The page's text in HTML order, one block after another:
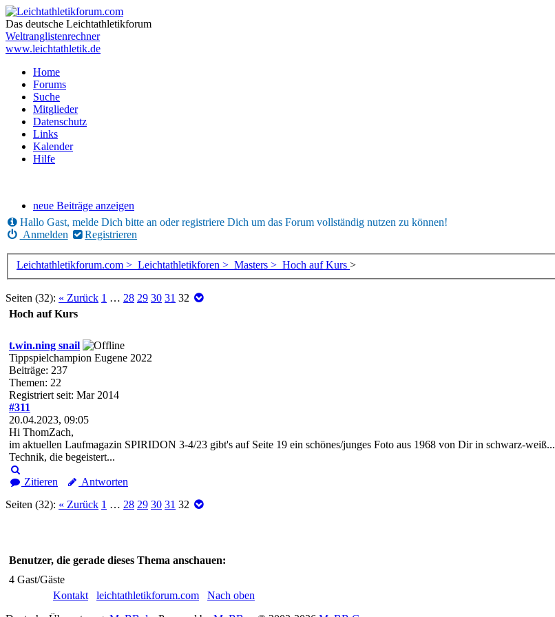
Das deutsche Leichtathletikforum
Weltranglistenrechner
www.leichtathletik.de
Home
Forums
Suche
Mitglieder
Datenschutz
Links
Kalender
Hilfe
neue Beiträge anzeigen
Hallo Gast, melde Dich bitte an oder registriere Dich um das Forum vollständig nutzen zu können!
Anmelden
Registrieren
Leichtathletikforum.com > Leichtathletikforen > Masters > Hoch auf Kurs >
Seiten (32): « Zurück 1 … 28 29 30 31 32
Hoch auf Kurs
t.win.ning snail
Tippspielchampion Eugene 2022
Beiträge: 237
Themen: 22
Registriert seit: Mar 2014
#311
20.04.2023, 09:05
Hi ThomZach,
im aktuellen Laufmagazin SPIRIDON 3-4/23 gibt's auf Seite 19 ein schönes/junges Foto aus 1968 von Dir in schwarz-weiß...
Technik, die begeistert...
Zitieren
Antworten
Seiten (32): « Zurück 1 … 28 29 30 31 32
Benutzer, die gerade dieses Thema anschauen:
4 Gast/Gäste
Kontakt
leichtathletikforum.com
Nach oben